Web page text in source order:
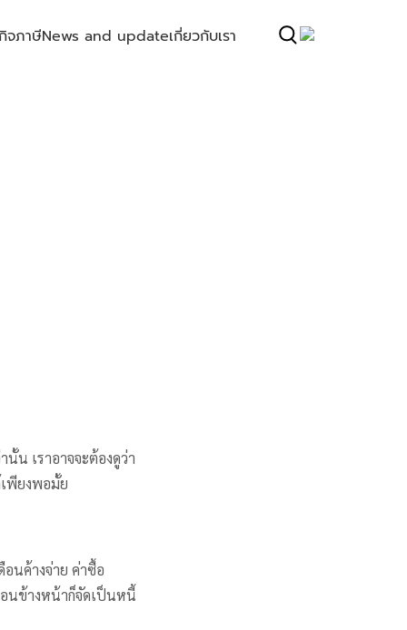
จภาษีNews and updateเกี่ยวกับเรา
น เราอาจจะต้องดูว่า
พียงพอมั้ย
นค้างจ่าย ค่าซื้อ
อนข้างหน้าก็จัดเป็นหนี้